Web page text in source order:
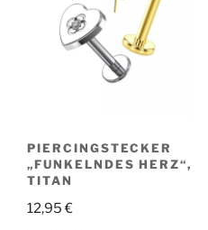
PIERCINGSTECKER
„FUNKELNDES HERZ“,
TITAN
12,95€